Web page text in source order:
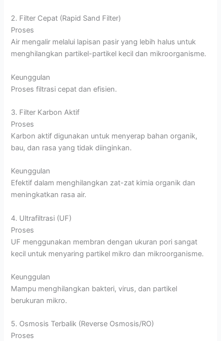
2. Filter Cepat (Rapid Sand Filter)
Proses
Air mengalir melalui lapisan pasir yang lebih halus untuk
menghilangkan partikel-partikel kecil dan mikroorganisme.
Keunggulan
Proses filtrasi cepat dan efisien.
3. Filter Karbon Aktif
Proses
Karbon aktif digunakan untuk menyerap bahan organik,
bau, dan rasa yang tidak diinginkan.
Keunggulan
Efektif dalam menghilangkan zat-zat kimia organik dan
meningkatkan rasa air.
4. Ultrafiltrasi (UF)
Proses
UF menggunakan membran dengan ukuran pori sangat
kecil untuk menyaring partikel mikro dan mikroorganisme.
Keunggulan
Mampu menghilangkan bakteri, virus, dan partikel
berukuran mikro.
5. Osmosis Terbalik (Reverse Osmosis/RO)
Proses